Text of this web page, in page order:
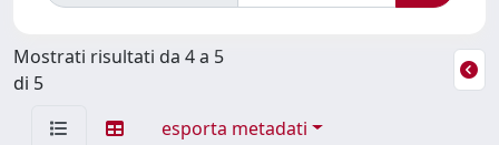
Mostrati risultati da 4 a 5
di 5
esporta metadati